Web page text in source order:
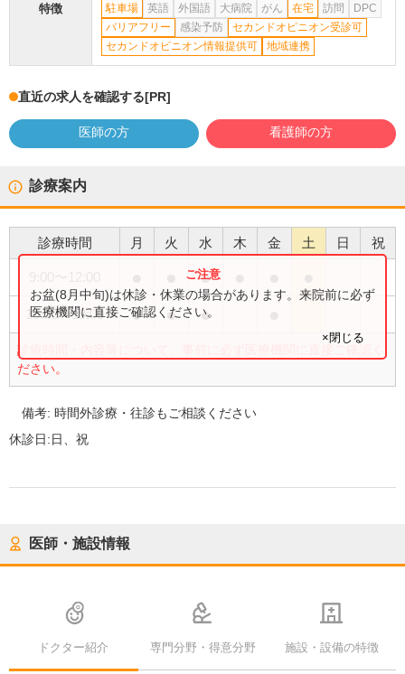
特徴
駐車場
英語 外国語 大病院 がん 在宅 訪問
DPC
バリアフリー
感染予防
セカンドオピニオン受診可
セカンドオピニオン情報提供可
地域連携
直近の求人を確認する[PR]
医師の方 看護師の方
診療案内
診療時間 月 火 水 木 金 土 日 祝
●
16:30〜19:00 ● ● ●
診療時間・内容等について、事前に必ず医療機関に直接ご確認く
ださい。
お盆(8月中旬)は休診・休業の場合があります。来院前に必ず
医療機関に直接ご確認ください。
×閉じる
備考:時間外診療・往診もご相談ください
休診日:日、祝
医師・施設情報
ドクター紹介 専門分野・得意分野 施設・設備の特徴